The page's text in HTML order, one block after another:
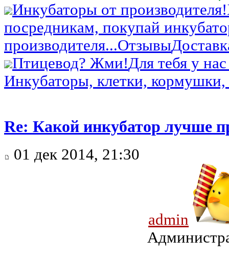
Инкубаторы от производителя!
посредникам, покупай
производителя...Отзывы
Птицевод? Жми!Для тебя у
Инкубаторы, клетки,
Re: Какой инкубатор лучше
01 дек 2014, 21:30
admin